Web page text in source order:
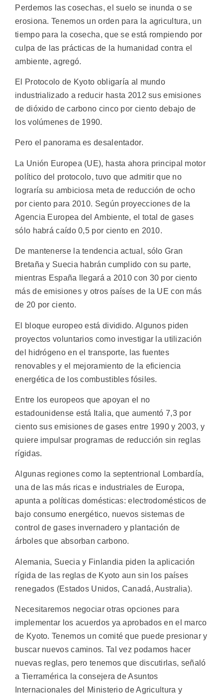
Perdemos las cosechas, el suelo se inunda o se
erosiona. Tenemos un orden para la agricultura, un
tiempo para la cosecha, que se está rompiendo por
culpa de las prácticas de la humanidad contra el
ambiente, agregó.
El Protocolo de Kyoto obligaría al mundo
industrializado a reducir hasta 2012 sus emisiones
de dióxido de carbono cinco por ciento debajo de
los volúmenes de 1990.
Pero el panorama es desalentador.
La Unión Europea (UE), hasta ahora principal motor
político del protocolo, tuvo que admitir que no
lograría su ambiciosa meta de reducción de ocho
por ciento para 2010. Según proyecciones de la
Agencia Europea del Ambiente, el total de gases
sólo habrá caído 0,5 por ciento en 2010.
De mantenerse la tendencia actual, sólo Gran
Bretaña y Suecia habrán cumplido con su parte,
mientras España llegará a 2010 con 30 por ciento
más de emisiones y otros países de la UE con más
de 20 por ciento.
El bloque europeo está dividido. Algunos piden
proyectos voluntarios como investigar la utilización
del hidrógeno en el transporte, las fuentes
renovables y el mejoramiento de la eficiencia
energética de los combustibles fósiles.
Entre los europeos que apoyan el no
estadounidense está Italia, que aumentó 7,3 por
ciento sus emisiones de gases entre 1990 y 2003, y
quiere impulsar programas de reducción sin reglas
rígidas.
Algunas regiones como la septentrional Lombardía,
una de las más ricas e industriales de Europa,
apunta a políticas domésticas: electrodomésticos de
bajo consumo energético, nuevos sistemas de
control de gases invernadero y plantación de
árboles que absorban carbono.
Alemania, Suecia y Finlandia piden la aplicación
rígida de las reglas de Kyoto aun sin los países
renegados (Estados Unidos, Canadá, Australia).
Necesitaremos negociar otras opciones para
implementar los acuerdos ya aprobados en el marco
de Kyoto. Tenemos un comité que puede presionar y
buscar nuevos caminos. Tal vez podamos hacer
nuevas reglas, pero tenemos que discutirlas, señaló
a Tierramérica la consejera de Asuntos
Internacionales del Ministerio de Agricultura y